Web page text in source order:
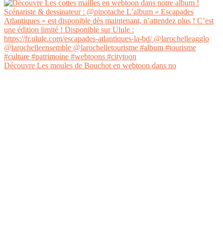
Découvre Les moules de Bouchot en webtoon dans no